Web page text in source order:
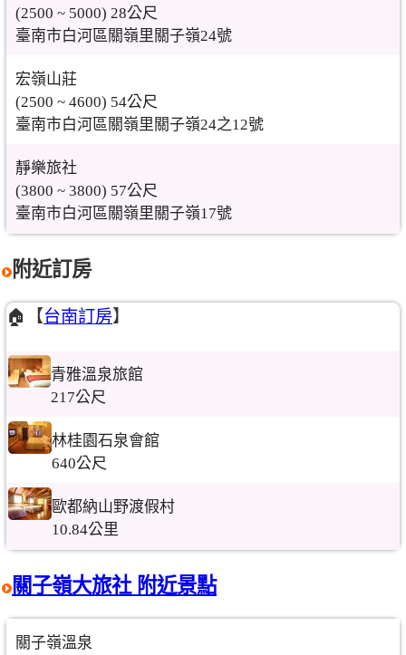
(2500 ~ 5000) 28公尺
臺南市白河區關嶺里關子嶺24號
宏嶺山莊
(2500 ~ 4600) 54公尺
臺南市白河區關嶺里關子嶺24之12號
靜樂旅社
(3800 ~ 3800) 57公尺
臺南市白河區關嶺里關子嶺17號
附近訂房
🏠【台南訂房】
青雅溫泉旅館
217公尺
林桂園石泉會館
640公尺
歐都納山野渡假村
10.84公里
關子嶺大旅社 附近景點
關子嶺溫泉